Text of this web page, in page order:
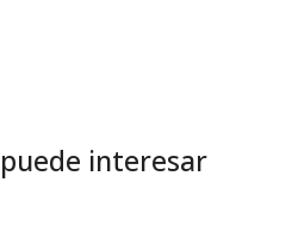
interesar